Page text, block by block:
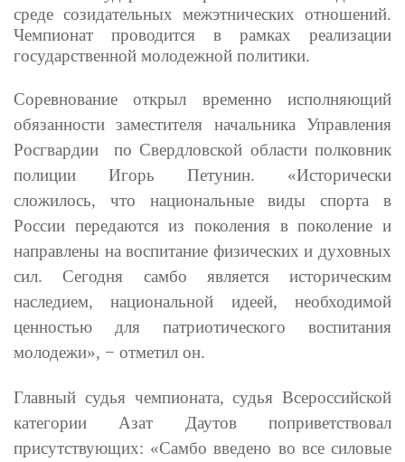
среде созидательных межэтнических отношений.
Чемпионат проводится в рамках реализации
государственной молодежной политики.
Соревнование открыл временно исполняющий
обязанности заместителя начальника Управления
Росгвардии по Свердловской области полковник
полиции Игорь Петунин. «Исторически
сложилось, что национальные виды спорта в
России передаются из поколения в поколение и
направлены на воспитание физических и духовных
сил. Сегодня самбо является историческим
наследием, национальной идеей, необходимой
ценностью для патриотического воспитания
молодежи», − отметил он.
Главный судья чемпионата, судья Всероссийской
категории Азат Даутов поприветствовал
присутствующих: «Самбо введено во все силовые